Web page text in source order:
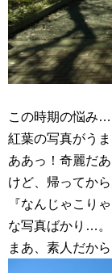
この時期の悩み…
紅葉の写真がうま
ああっ！奇麗だ
けど、帰ってか
『なんじゃこり
な写真ばかり…。
まあ、素人だか